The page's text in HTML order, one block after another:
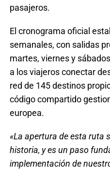
pasajeros.
El cronograma oficial
semanales, con salidas
martes, viernes y sábados
a los viajeros conectar
red de 145 destinos
código compartido
europea.
«La apertura de esta ruta
historia, y es un paso
implementación de